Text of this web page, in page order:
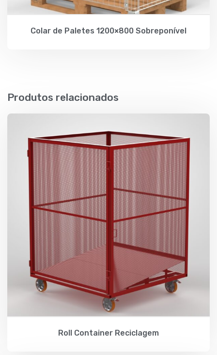
Colar de Paletes 1200×800 Sobreponível
Produtos relacionados
Roll Container Reciclagem